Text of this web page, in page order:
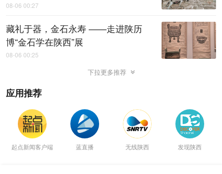
08-06 00:27
藏礼于器，金石永寿 ——走进陕历
博“金石学在陕西”展
08-06 00:25
下拉更多推荐
应用推荐
起点新闻客户端 蓝直播 无线陕西 发现陕西